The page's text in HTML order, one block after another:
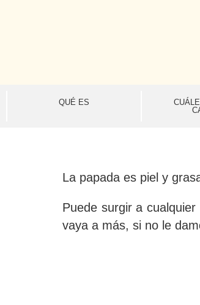
QUÉ ES
La papada es piel y
Puede surgir a
vaya a más, si no le